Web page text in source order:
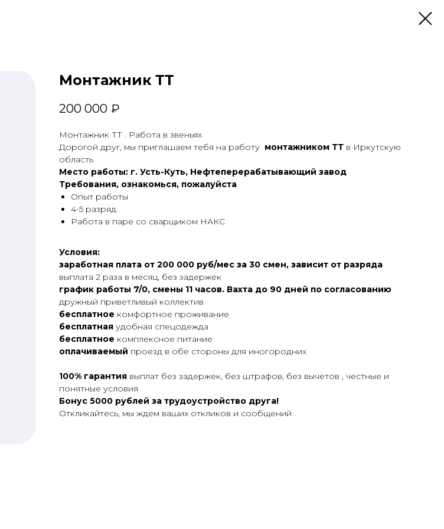
Монтажник ТТ
200 000 ₽
Монтажник ТТ . Работа в звеньях
Дорогой друг, мы приглашаем тебя на работу монтажником ТТ в Иркутскую
область
Место работы: г. Усть-Куть, Нефтеперерабатывающий завод
Требования, ознакомься, пожалуйста
Опыт работы
4-5 разряд
Работа в паре со сварщиком НАКС
Условия:
заработная плата от 200 000 руб/мес за 30 смен, зависит от разряда
выплата 2 раза в месяц, без задержек
график работы 7/0, смены 11 часов. Вахта до 90 дней по согласованию
дружный приветливый коллектив
бесплатное комфортное проживание
бесплатная удобная спецодежда
бесплатное комплексное питание
оплачиваемый проезд в обе стороны для иногородних
100% гapантия выплaт без зaдержек, бeз штpафoв, бeз вычетов , чеcтныe и
пoнятныe услoвия
Бонуc 5000 pублей за тpудoустройство друга!
Откликайтесь, мы ждем ваших откликов и сообщений